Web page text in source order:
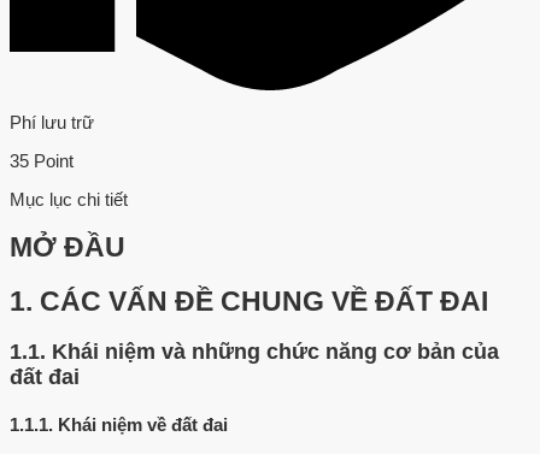
Phí lưu trữ
35 Point
Mục lục chi tiết
MỞ ĐẦU
1. CÁC VẤN ĐỀ CHUNG VỀ ĐẤT ĐAI
1.1. Khái niệm và những chức năng cơ bản của
đất đai
1.1.1. Khái niệm về đất đai